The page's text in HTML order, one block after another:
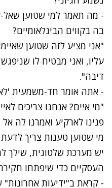
- מה תאמר למי שטוען
בה בקווים הבינלאומיים?
"אני מציע לזה שטוען
עליו, ואני מבטיח לו
דיבה".
- אתה אומר חד-משמעית
"מי איים? אנחנו צריכים
פנינו לארקיע ואמרנו לה
מי שטוען טענות צריך
יש מערכת שלטונית, שילך
העסקיים כדי שיפתחו
- קראת ב"ידיעות